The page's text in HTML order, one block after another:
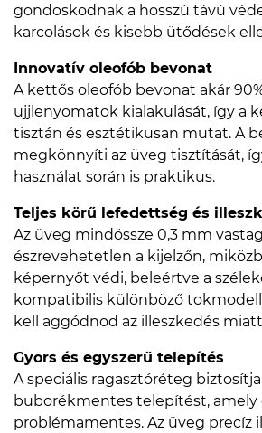
gondoskodnak a hosszú távú
karcolások és kisebb ütődések
Innovatív oleofób bevonat
A kettős oleofób bevonat akár
ujjlenyomatok kialakulását, így a
tisztán és esztétikusan mutat. A
megkönnyíti az üveg tisztítását,
használat során is praktikus.
Teljes körű lefedettség és
Az üveg mindössze 0,3 mm
észrevehetetlen a kijelzőn,
képernyőt védi, beleértve a
kompatibilis különböző
kell aggódnod az illeszkedés
Gyors és egyszerű telepítés
A speciális ragasztóréteg biztosítja
buborékmentes telepítést, amely
problémamentes. Az üveg precíz